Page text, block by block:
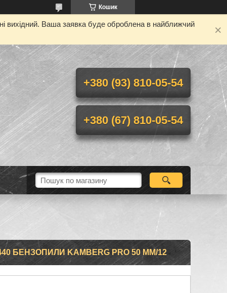
Кошик
вихідний. Ваша заявка буде оброблена в найближчий
+380 (93) 810-05-54
+380 (67) 810-05-54
БЕНЗОПИЛИ KAMBERG PRO 50 ММ/12